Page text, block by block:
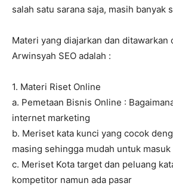
salah satu sarana saja, masih banyak
Materi yang diajarkan dan ditawarkan
Arwinsyah SEO adalah :
1. Materi Riset Online
a. Pemetaan Bisnis Online :
internet marketing
b. Meriset kata kunci yang cocok
masing sehingga mudah untuk masuk
c. Meriset Kota target dan peluang
kompetitor namun ada pasar